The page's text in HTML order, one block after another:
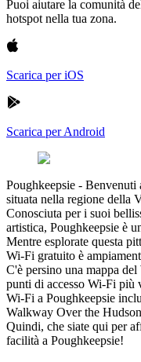
Puoi aiutare la comunità
hotspot nella tua zona.
Scarica per iOS
Scarica per Android
Poughkeepsie - Benvenuti
situata nella regione della
Conosciuta per i suoi
artistica, Poughkeepsie è
Mentre esplorate questa
Wi-Fi gratuito è
C'è persino una mappa
punti di accesso Wi-Fi
Wi-Fi a Poughkeepsie
Walkway Over the
Quindi, che siate qui per
facilità a Poughkeepsie!